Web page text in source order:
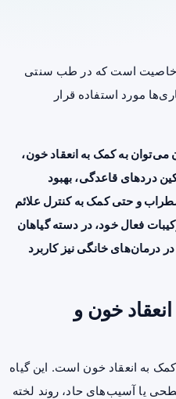
پرخاصیت است که در طب سنتی
مورد استفاده قرار
می‌توان به کمک به انعقاد خون،
دردهای قاعدگی، بهبود
و حتی کمک به کنترل علائم
فعال خود، در دسته گیاهان
درمان‌های خانگی نیز کاربرد
خون و
به انعقاد خون است. این گیاه
یا آسیب‌های حاد، روند لخته